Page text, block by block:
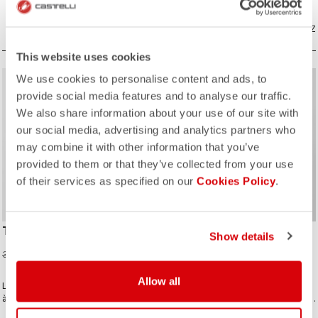
This website uses cookies
We use cookies to personalise content and ads, to
provide social media features and to analyse our traffic.
We also share information about your use of our site with
our social media, advertising and analytics partners who
may combine it with other information that you’ve
provided to them or that they’ve collected from your use
of their services as specified on our Cookies Policy.
Show details
Allow all
préférés dans de plus larges
fourchettes de températures.
maillot. Avec un style discret et une
réflectivité 360 °, elle peut aussi
COMPAREZ
sell25% OFF
TEMPESTA LITE JACKET
319,00 CHF
La veste imperméable et compacte
à emporter pour toutes vos sorties.
Incroyablement respirante et légère,
SLICKER PRO JACKET
The waterproof jacket for when you
know you have to ride in the rain. Our
pros love this jacket because it